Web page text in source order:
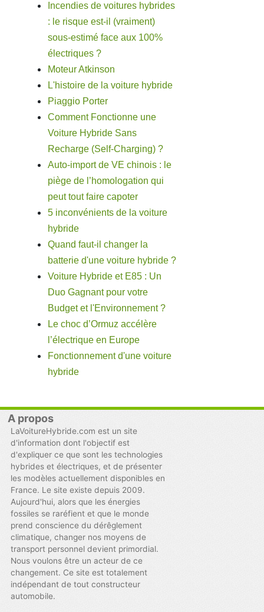
Incendies de voitures hybrides
: le risque est-il (vraiment)
sous-estimé face aux 100%
électriques ?
Moteur Atkinson
L'histoire de la voiture hybride
Piaggio Porter
Comment Fonctionne une
Voiture Hybride Sans
Recharge (Self-Charging) ?
Auto-import de VE chinois : le
piège de l’homologation qui
peut tout faire capoter
5 inconvénients de la voiture
hybride
Quand faut-il changer la
batterie d'une voiture hybride ?
Voiture Hybride et E85 : Un
Duo Gagnant pour votre
Budget et l'Environnement ?
Le choc d’Ormuz accélère
l’électrique en Europe
Fonctionnement d'une voiture
hybride
A propos
LaVoitureHybride.com est un site
d'information dont l'objectif est
d'expliquer ce que sont les technologies
hybrides et électriques, et de présenter
les modèles actuellement disponibles en
France. Le site existe depuis 2009.
Aujourd'hui, alors que les énergies
fossiles se raréfient et que le monde
prend conscience du dérêglement
climatique, changer nos moyens de
transport personnel devient primordial.
Nous voulons être un acteur de ce
changement. Ce site est totalement
indépendant de tout constructeur
automobile.